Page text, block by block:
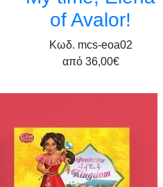
of Avalor!
Κωδ. mcs-eoa02
από 36,00€